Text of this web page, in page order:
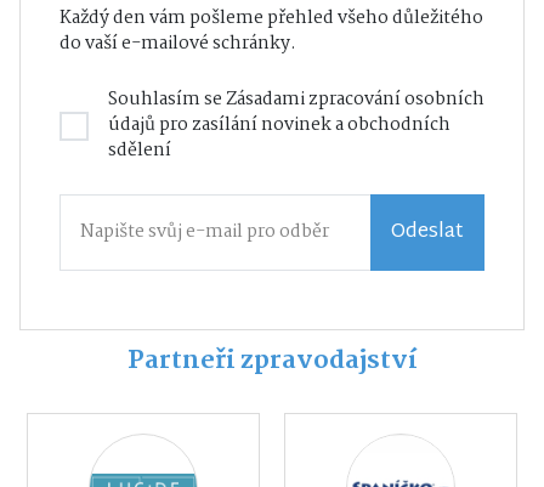
Každý den vám pošleme přehled všeho důležitého
do vaší e-mailové schránky.
Souhlasím seZásadami zpracování osobních
údajůpro zasílání novinek a obchodních
sdělení
Odeslat
Partneři zpravodajství